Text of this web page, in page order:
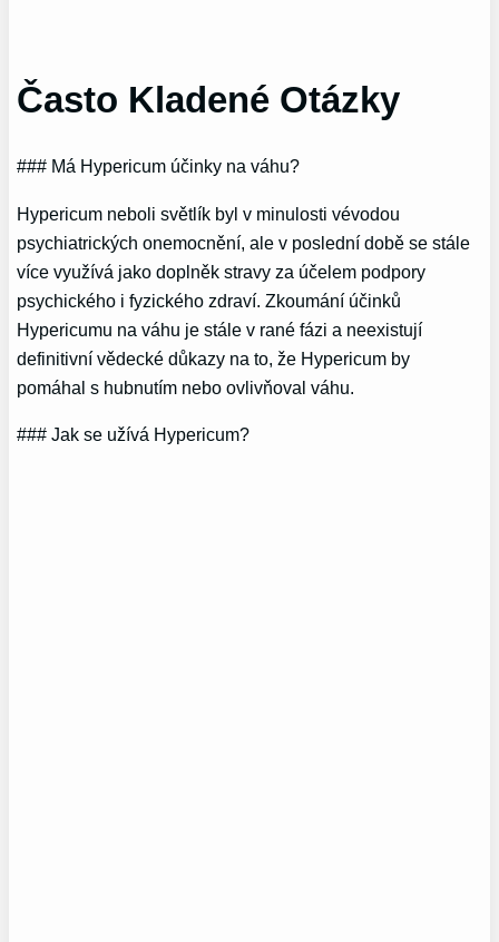
Často Kladené Otázky
### Má Hypericum účinky na váhu?
Hypericum neboli světlík byl v minulosti vévodou
psychiatrických onemocnění, ale v poslední době se stále
více využívá jako doplněk stravy za účelem podpory
psychického i fyzického zdraví. Zkoumání účinků
Hypericumu na váhu je stále v rané fázi a neexistují
definitivní vědecké důkazy na to, že Hypericum by
pomáhal s hubnutím nebo ovlivňoval váhu.
### Jak se užívá Hypericum?